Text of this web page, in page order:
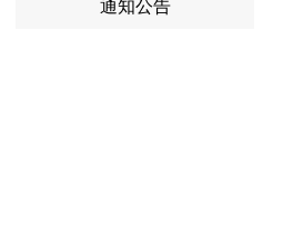
通知公告